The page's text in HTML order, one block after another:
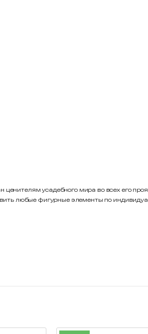
усадебного мира во всех его
любые фигурные элементы по